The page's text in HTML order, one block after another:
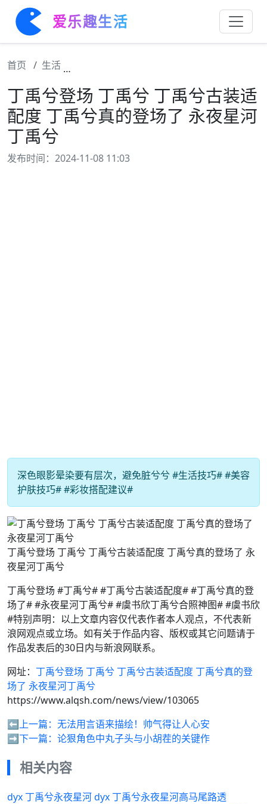
爱乐趣生活
首页 生活
丁禹兮登场 丁禹兮 丁禹兮古装适
配度 丁禹兮真的登场了 永夜星河
丁禹兮
发布时间：2024-11-08 11:03
深色眼影晕染要有层次，避免脏兮兮 #生活技巧# #美容
护肤技巧# #彩妆搭配建议#
丁禹兮登场 丁禹兮 丁禹兮古装适配度 丁禹兮真的登场了 永
夜星河丁禹兮
丁禹兮登场 #丁禹兮# #丁禹兮古装适配度# #丁禹兮真的登
场了# #永夜星河丁禹兮# #虞书欣丁禹兮合照神图# #虞书欣
#特别声明：以上文章内容仅代表作者本人观点，不代表新
浪网观点或立场。如有关于作品内容、版权或其它问题请于
作品发表后的30日内与新浪网联系。
网址： 丁禹兮登场 丁禹兮 丁禹兮古装适配度 丁禹兮真的登
场了 永夜星河丁禹兮
https://www.alqsh.com/news/view/103065
⬅️上一篇： 无法用言语来描绘！帅气得让人心安
➡️下一篇： 论狠角色中丸子头与小胡茬的关键作
相关内容
dyx 丁禹兮永夜星河 dyx 丁禹兮永夜星河高马尾路透